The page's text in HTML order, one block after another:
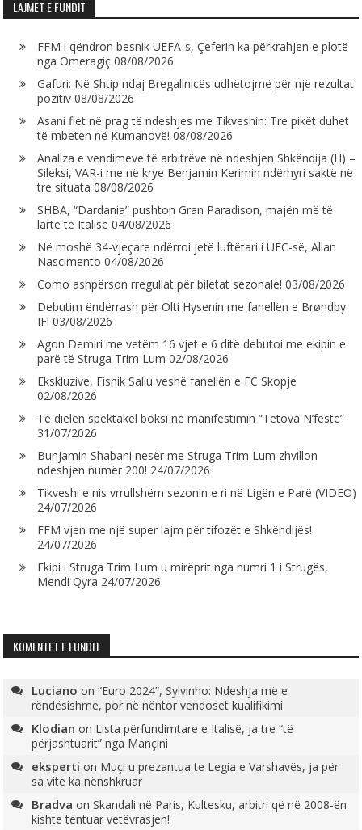
LAJMET E FUNDIT
FFM i qëndron besnik UEFA-s, Çeferin ka përkrahjen e plotë
nga Omeragiç 08/08/2026
Gafuri: Në Shtip ndaj Bregallnicës udhëtojmë për një rezultat
pozitiv 08/08/2026
Asani flet në prag të ndeshjes me Tikveshin: Tre pikët duhet
të mbeten në Kumanovë! 08/08/2026
Analiza e vendimeve të arbitrëve në ndeshjen Shkëndija (H) –
Sileksi, VAR-i me në krye Benjamin Kerimin ndërhyri saktë në
tre situata 08/08/2026
SHBA, “Dardania” pushton Gran Paradison, majën më të
lartë të Italisë 04/08/2026
Në moshë 34-vjeçare ndërroi jetë luftëtari i UFC-së, Allan
Nascimento 04/08/2026
Como ashpërson rregullat për biletat sezonale! 03/08/2026
Debutim ëndërrash për Olti Hysenin me fanellën e Brøndby
IF! 03/08/2026
Agon Demiri me vetëm 16 vjet e 6 ditë debutoi me ekipin e
parë të Struga Trim Lum 02/08/2026
Ekskluzive, Fisnik Saliu veshë fanellën e FC Skopje
02/08/2026
Të dielën spektakël boksi në manifestimin “Tetova N’festë”
31/07/2026
Bunjamin Shabani nesër me Struga Trim Lum zhvillon
ndeshjen numër 200! 24/07/2026
Tikveshi e nis vrrullshëm sezonin e ri në Ligën e Parë (VIDEO)
24/07/2026
FFM vjen me një super lajm për tifozët e Shkëndijës!
24/07/2026
Ekipi i Struga Trim Lum u mirëprit nga numri 1 i Strugës,
Mendi Qyra 24/07/2026
KOMENTET E FUNDIT
Luciano on“Euro 2024”, Sylvinho: Ndeshja më e
rëndësishme, por në nëntor vendoset kualifikimi
Klodian on Lista përfundimtare e Italisë, ja tre “të
përjashtuarit” nga Mançini
eksperti on Muçi u prezantua te Legia e Varshavës, ja për
sa vite ka nënshkruar
Bradva onSkandali në Paris, Kultesku, arbitri që në 2008-ën
kishte tentuar vetëvrasjen!